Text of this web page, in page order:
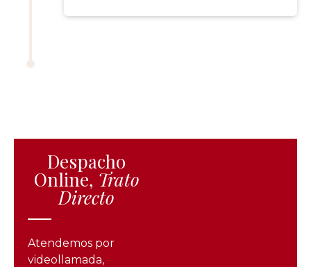
Despacho
Online, Trato
Directo
Atendemos por
videollamada,